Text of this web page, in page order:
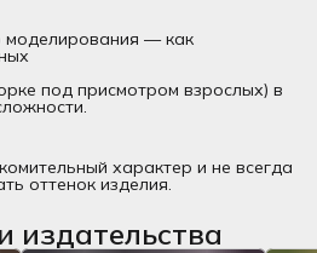
— как
под присмотром взрослых) в
характер и не всегда
оттенок изделия.
издательства